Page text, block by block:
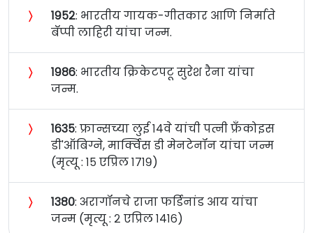
〉 १९५२: भारतीय गायक-गीतकार आणि निर्माते
बॅप्पी लाहिरी यांचा जन्म.
〉 १९८६: भारतीय क्रिकेटपटू सुरेश रैना यांचा
जन्म.
〉 १६३५: फ्रान्सच्या लुई १४वे यांची पत्नी फ्रँकोइस
डी'ऑबिग्ने, मार्क्विस डी मेनटेनॉन यांचा जन्म
(मृत्यू : १५ एप्रिल १७१९)
〉 १३८०: अरागॉनचे राजा फर्डिनांड आय यांचा
जन्म (मृत्यू : २ एप्रिल १४१६)